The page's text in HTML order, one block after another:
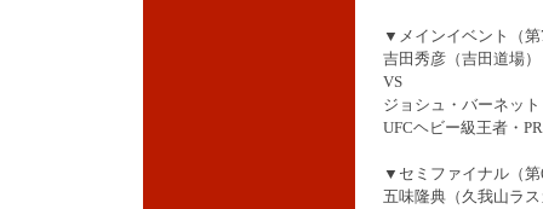
▼メインイベント（第
吉田秀彦（吉田道場）
VS
ジョシュ・バーネッ
UFCヘビー級王者・
▼セミファイナル（第
五味隆典（久我山ラ